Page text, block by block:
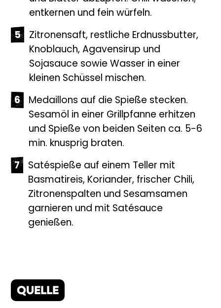
entkernen und fein würfeln.
Zitronensaft, restliche Erdnussbutter,
Knoblauch, Agavensirup und
Sojasauce sowie Wasser in einer
kleinen Schüssel mischen.
Medaillons auf die Spieße stecken.
Sesamöl in einer Grillpfanne erhitzen
und Spieße von beiden Seiten ca. 5-6
min. knusprig braten.
Satéspieße auf einem Teller mit
Basmatireis, Koriander, frischer Chili,
Zitronenspalten und Sesamsamen
garnieren und mit Satésauce
genießen.
QUELLE